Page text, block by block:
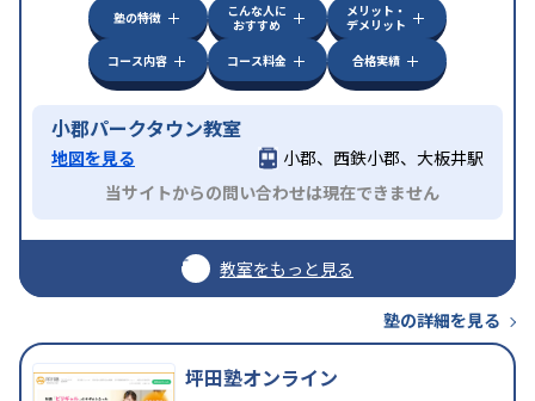
塾の特徴
こんな人に
おすすめ
メリット・
デメリット
コース内容
コース料金 合格実績
小郡パークタウン教室
地図を見る
小郡、西鉄小郡、大板井駅
当サイトからの問い合わせは現在できません
教室をもっと見る
塾の詳細を見る
坪田塾オンライン